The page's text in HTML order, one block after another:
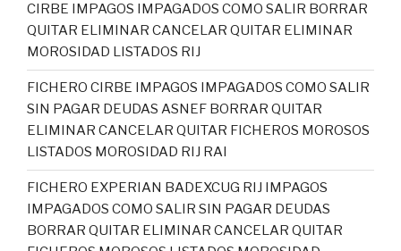
CIRBE IMPAGOS IMPAGADOS COMO SALIR BORRAR
QUITAR ELIMINAR CANCELAR QUITAR ELIMINAR
MOROSIDAD LISTADOS RIJ
FICHERO CIRBE IMPAGOS IMPAGADOS COMO SALIR
SIN PAGAR DEUDAS ASNEF BORRAR QUITAR
ELIMINAR CANCELAR QUITAR FICHEROS MOROSOS
LISTADOS MOROSIDAD RIJ RAI
FICHERO EXPERIAN BADEXCUG RIJ IMPAGOS
IMPAGADOS COMO SALIR SIN PAGAR DEUDAS
BORRAR QUITAR ELIMINAR CANCELAR QUITAR